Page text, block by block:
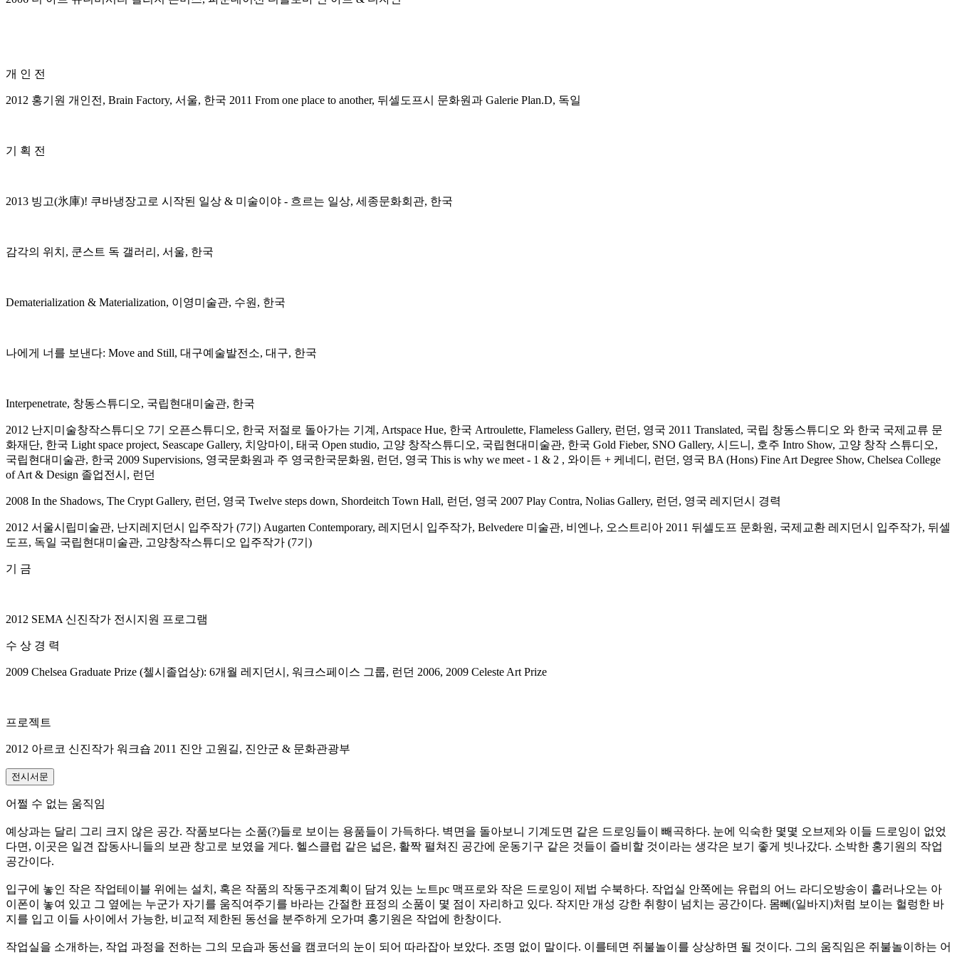
개 인 전
2012 홍기원 개인전, Brain Factory, 서울, 한국 2011 From one place to another, 뒤셀도프시 문화원과 Galerie Plan.D, 독일
기 획 전
2013 빙고(氷庫)! 쿠바냉장고로 시작된 일상 & 미술이야 - 흐르는 일상, 세종문화회관, 한국
감각의 위치, 쿤스트 독 갤러리, 서울, 한국
Dematerialization & Materialization, 이영미술관, 수원, 한국
나에게 너를 보낸다: Move and Still, 대구예술발전소, 대구, 한국
Interpenetrate, 창동스튜디오, 국립현대미술관, 한국
2012 난지미술창작스튜디오 7기 오픈스튜디오, 한국 저절로 돌아가는 기계, Artspace Hue, 한국 Artroulette, Flameless Gallery, 런던, 영국 2011 Translated, 국립 창동스튜디오 와 한국 국제교류 문
화재단, 한국 Light space project, Seascape Gallery, 치앙마이, 태국 Open studio, 고양 창작스튜디오, 국립현대미술관, 한국 Gold Fieber, SNO Gallery, 시드니, 호주 Intro Show, 고양 창작 스튜디오,
국립현대미술관, 한국 2009 Supervisions, 영국문화원과 주 영국한국문화원, 런던, 영국 This is why we meet - 1 & 2 , 와이든 + 케네디, 런던, 영국 BA (Hons) Fine Art Degree Show, Chelsea College
of Art & Design 졸업전시, 런던
2008 In the Shadows, The Crypt Gallery, 런던, 영국 Twelve steps down, Shordeitch Town Hall, 런던, 영국 2007 Play Contra, Nolias Gallery, 런던, 영국 레지던시 경력
2012 서울시립미술관, 난지레지던시 입주작가 (7기) Augarten Contemporary, 레지던시 입주작가, Belvedere 미술관, 비엔나, 오스트리아 2011 뒤셀도프 문화원, 국제교환 레지던시 입주작가, 뒤셀
도프, 독일 국립현대미술관, 고양창작스튜디오 입주작가 (7기)
기 금
2012 SEMA 신진작가 전시지원 프로그램
수 상 경 력
2009 Chelsea Graduate Prize (첼시졸업상): 6개월 레지던시, 워크스페이스 그룹, 런던 2006, 2009 Celeste Art Prize
프로젝트
2012 아르코 신진작가 워크숍 2011 진안 고원길, 진안군 & 문화관광부
전시서문
어쩔 수 없는 움직임
예상과는 달리 그리 크지 않은 공간. 작품보다는 소품(?)들로 보이는 용품들이 가득하다. 벽면을 돌아보니 기계도면 같은 드로잉들이 빼곡하다. 눈에 익숙한 몇몇 오브제와 이들 드로잉이 없었
다면, 이곳은 일견 잡동사니들의 보관 창고로 보였을 게다. 헬스클럽 같은 넓은, 활짝 펼쳐진 공간에 운동기구 같은 것들이 즐비할 것이라는 생각은 보기 좋게 빗나갔다. 소박한 홍기원의 작업
공간이다.
입구에 놓인 작은 작업테이블 위에는 설치, 혹은 작품의 작동구조계획이 담겨 있는 노트pc 맥프로와 작은 드로잉이 제법 수북하다. 작업실 안쪽에는 유럽의 어느 라디오방송이 흘러나오는 아
이폰이 놓여 있고 그 옆에는 누군가 자기를 움직여주기를 바라는 간절한 표정의 소품이 몇 점이 자리하고 있다. 작지만 개성 강한 취향이 넘치는 공간이다. 몸뻬(일바지)처럼 보이는 헐렁한 바
지를 입고 이들 사이에서 가능한, 비교적 제한된 동선을 분주하게 오가며 홍기원은 작업에 한창이다.
작업실을 소개하는, 작업 과정을 전하는 그의 모습과 동선을 캠코더의 눈이 되어 따라잡아 보았다. 조명 없이 말이다. 이를테면 쥐불놀이를 상상하면 될 것이다. 그의 움직임은 쥐불놀이하는 어